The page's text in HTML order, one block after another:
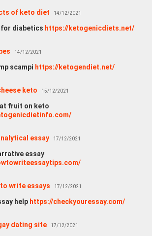
of keto diet 14/12/2021
diabetics https://ketogenicdiets.net/
14/12/2021
scampi https://ketogendiet.net/
keto 15/12/2021
fruit on keto
essay 17/12/2021
essay
write essays 17/12/2021
help https://checkyouressay.com/
dating site 17/12/2021